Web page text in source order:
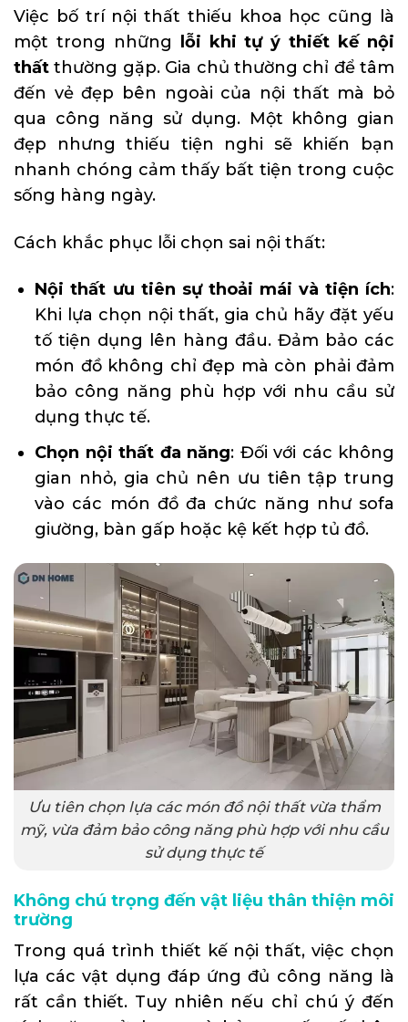
Việc bố trí nội thất thiếu khoa học cũng là
một trong những
lỗi khi tự ý thiết kế nội
thất thường gặp. Gia chủ thường chỉ để tâm
đến vẻ đẹp bên ngoài của nội thất mà bỏ
qua công năng sử dụng. Một không gian
đẹp nhưng thiếu tiện nghi sẽ khiến bạn
nhanh chóng cảm thấy bất tiện trong cuộc
sống hàng ngày.
Cách khắc phục lỗi chọn sai nội thất:
Nội thất ưu tiên sự thoải mái và tiện ích:
Khi lựa chọn nội thất, gia chủ hãy đặt yếu
tố tiện dụng lên hàng đầu. Đảm bảo các
món đồ không chỉ đẹp mà còn phải đảm
bảo công năng phù hợp với nhu cầu sử
dụng thực tế.
Chọn nội thất đa năng: Đối với các không
gian nhỏ, gia chủ nên ưu tiên tập trung
vào các món đồ đa chức năng như sofa
giường, bàn gấp hoặc kệ kết hợp tủ đồ.
Ưu tiên chọn lựa các món đồ nội thất vừa thẩm
mỹ, vừa đảm bảo công năng phù hợp với nhu cầu
sử dụng thực tế
Không chú trọng đến vật liệu thân thiện môi
trường
Trong quá trình thiết kế nội thất, việc chọn
lựa các vật dụng đáp ứng đủ công năng là
rất cần thiết. Tuy nhiên nếu chỉ chú ý đến